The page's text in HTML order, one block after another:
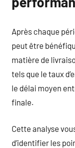
Après chaque
peut être
matière de
tels que le taux
le délai moyen
finale.
Cette analyse
d’identifier les